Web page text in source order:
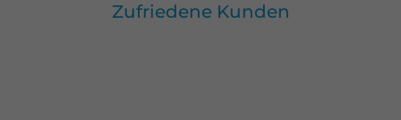
Zufriedene Kunden